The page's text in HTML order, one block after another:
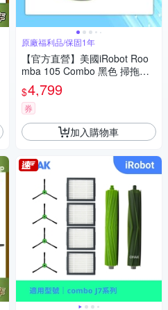
原廠福利品/保固1年
【官方直營】美國iRobot Roo
mba 105 Combo 黑色 掃拖機
$4,799
券
加入購物車